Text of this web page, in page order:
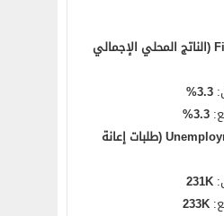
Final GDP q/q (الناتج المحلي الإجمالي
3.3%
3.3%
Unemployment Claims (طلبات إعانة
231K
233K